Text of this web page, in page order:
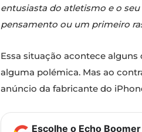
entusiasta do atletismo e o
pensamento ou um primeiro
Essa situação acontece
alguma polémica. Mas ao
anúncio da fabricante do
Escolhe o Echo